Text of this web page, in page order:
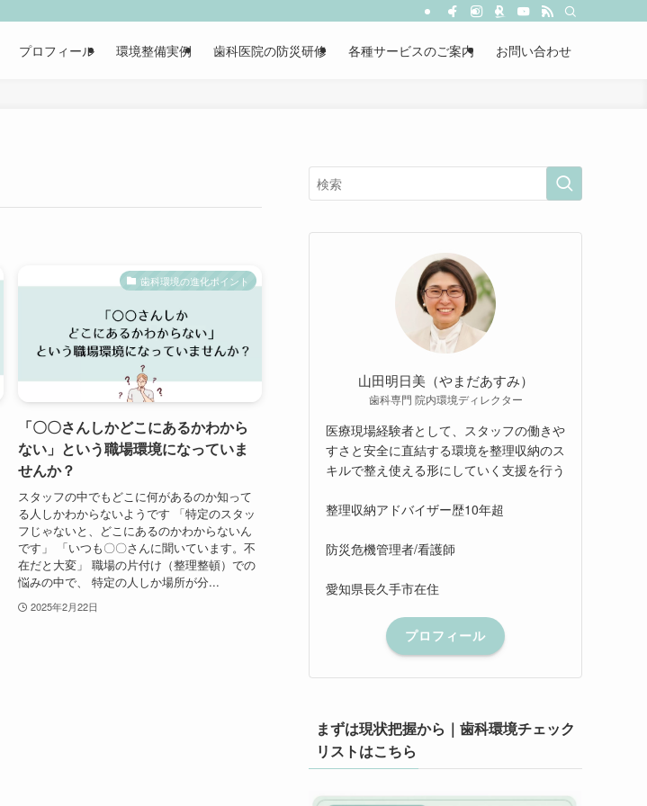
プロフィール 環境整備実例 歯科医院の防災研修 各種サービスのご案内 お問い合わせ
歯科環境の進化ポイント
「〇〇さんしかどこにあるかわから
ない」という職場環境になっていま
せんか？
スタッフの中でもどこに何があるのか知って
る人しかわからないようです 「特定のスタッ
フじゃないと、どこにあるのかわからないん
です」 「いつも〇〇さんに聞いています。不
在だと大変」 職場の片付け（整理整頓）での
悩みの中で、 特定の人しか場所が分...
2025年2月22日
山田明日美（やまだあすみ）
歯科専門 院内環境ディレクター
医療現場経験者として、スタッフの働きや
すさと安全に直結する環境を整理収納のス
キルで整え使える形にしていく支援を行う
整理収納アドバイザー歴10年超
防災危機管理者/看護師
愛知県長久手市在住
プロフィール
まずは現状把握から｜歯科環境チェック
リストはこちら